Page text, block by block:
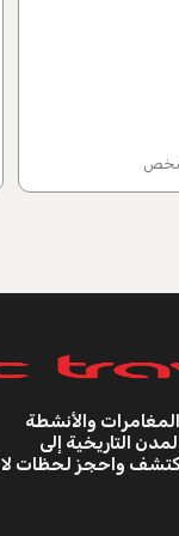
والأنشطة
التاريخية إلى
واحجز لحظات لا